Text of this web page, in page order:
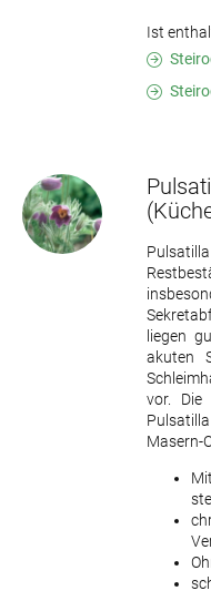
Ist
liegen
akuten
vor. Die
Masern-